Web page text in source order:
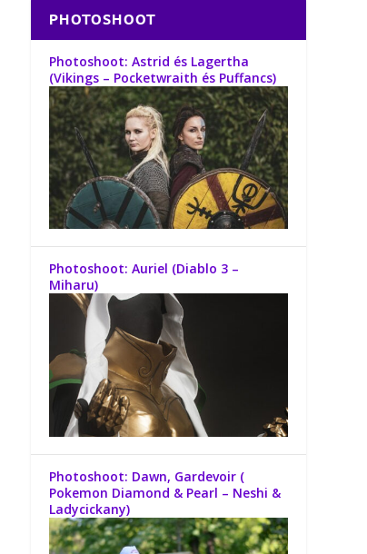
PHOTOSHOOT
Photoshoot: Astrid és Lagertha
(Vikings – Pocketwraith és Puffancs)
Photoshoot: Auriel (Diablo 3 –
Miharu)
Photoshoot: Dawn, Gardevoir (
Pokemon Diamond & Pearl – Neshi &
Ladycickany)